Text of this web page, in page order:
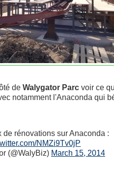
de Walygator Parcvoir ce
notamment l'Anaconda qui
de rénovations sur Anaconda :
NMZi9Tv0jP
(@WalyBiz) March 15, 2014